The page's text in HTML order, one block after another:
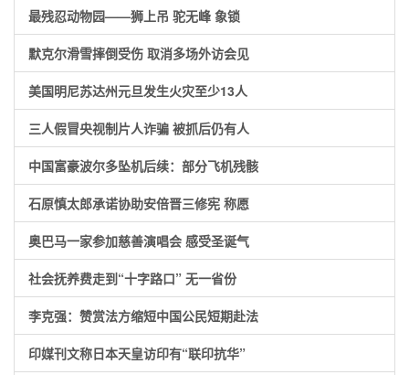
最残忍动物园——狮上吊 驼无峰 象锁
默克尔滑雪摔倒受伤 取消多场外访会见
美国明尼苏达州元旦发生火灾至少13人
三人假冒央视制片人诈骗 被抓后仍有人
中国富豪波尔多坠机后续：部分飞机残骸
石原慎太郎承诺协助安倍晋三修宪 称愿
奥巴马一家参加慈善演唱会 感受圣诞气
社会抚养费走到“十字路口” 无一省份
李克强：赞赏法方缩短中国公民短期赴法
印媒刊文称日本天皇访印有“联印抗华”